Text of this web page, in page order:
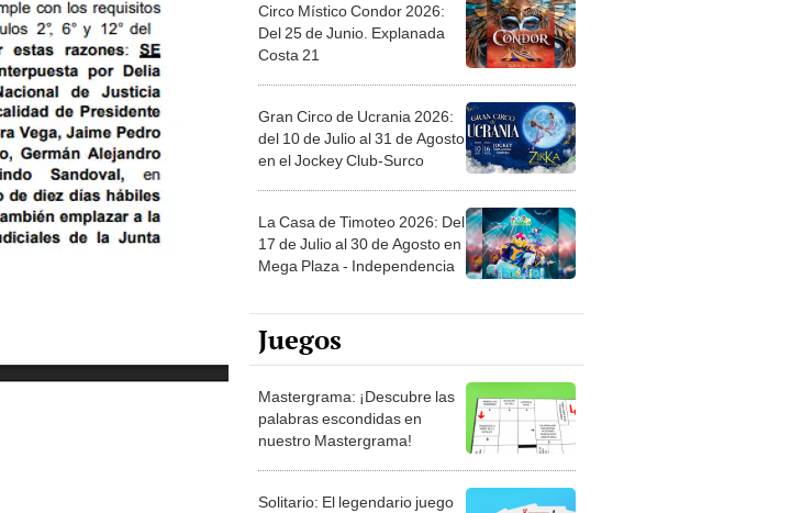
Circo Místico Condor 2026:
Del 25 de Junio. Explanada
Costa 21
Gran Circo de Ucrania 2026:
del 10 de Julio al 31 de Agosto
en el Jockey Club-Surco
La Casa de Timoteo 2026: Del
17 de Julio al 30 de Agosto en
Mega Plaza - Independencia
Juegos
Mastergrama: ¡Descubre las
palabras escondidas en
nuestro Mastergrama!
Solitario: El legendario juego